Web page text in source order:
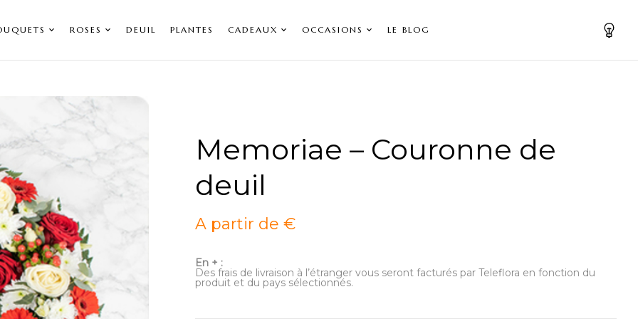
ROSES DEUIL PLANTES CADEAUX OCCASIONS LE BLOG
Memoriae – Couronne de
deuil
A partir de €
En + :
Des frais de livraison à l’étranger vous seront facturés par Teleflora en fonction du
produit et du pays sélectionnés.